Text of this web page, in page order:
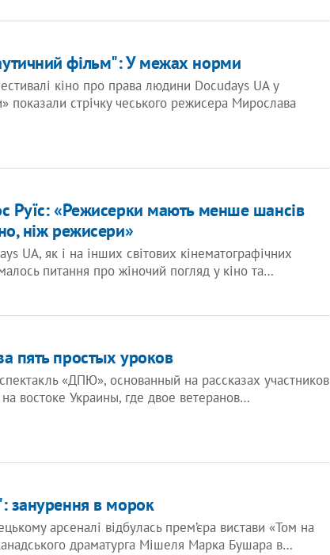
фільм": У межах норми
кіно про права людини Docudays UA у
показали стрічку чеського режисера Мирослава
Руїс: «Режисерки мають менше шансів
ніж режисери»
UA, як і на інших світових кінематографічних
питання про жіночий погляд у кіно та…
пять простых уроков
«ДПЮ», основанный на рассказах участников
востоке Украины, где двое ветеранов…
занурення в морок
арсеналі відбулась прем’єра вистави «Том на
драматурга Мішеля Марка Бушара в…